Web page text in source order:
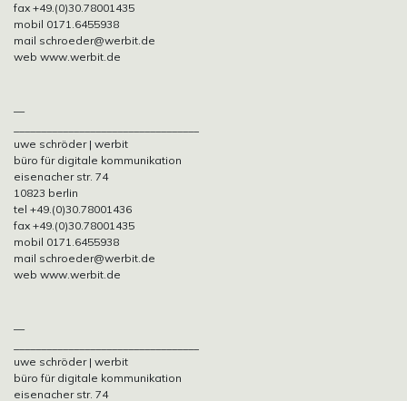
fax +49.(0)30.78001435
mobil 0171.6455938
mail schroeder@werbit.de
web www.werbit.de
—
uwe schröder | werbit
büro für digitale kommunikation
eisenacher str. 74
10823 berlin
tel +49.(0)30.78001436
fax +49.(0)30.78001435
mobil 0171.6455938
mail schroeder@werbit.de
web www.werbit.de
—
uwe schröder | werbit
büro für digitale kommunikation
eisenacher str. 74